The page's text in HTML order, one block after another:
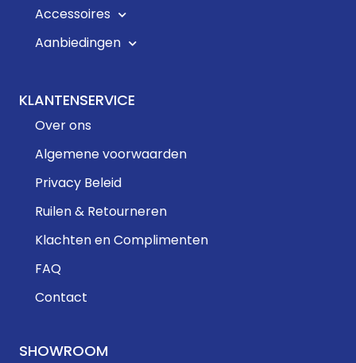
Accessoires
Aanbiedingen
KLANTENSERVICE
Over ons
Algemene voorwaarden
Privacy Beleid
Ruilen & Retourneren
Klachten en Complimenten
FAQ
Contact
SHOWROOM